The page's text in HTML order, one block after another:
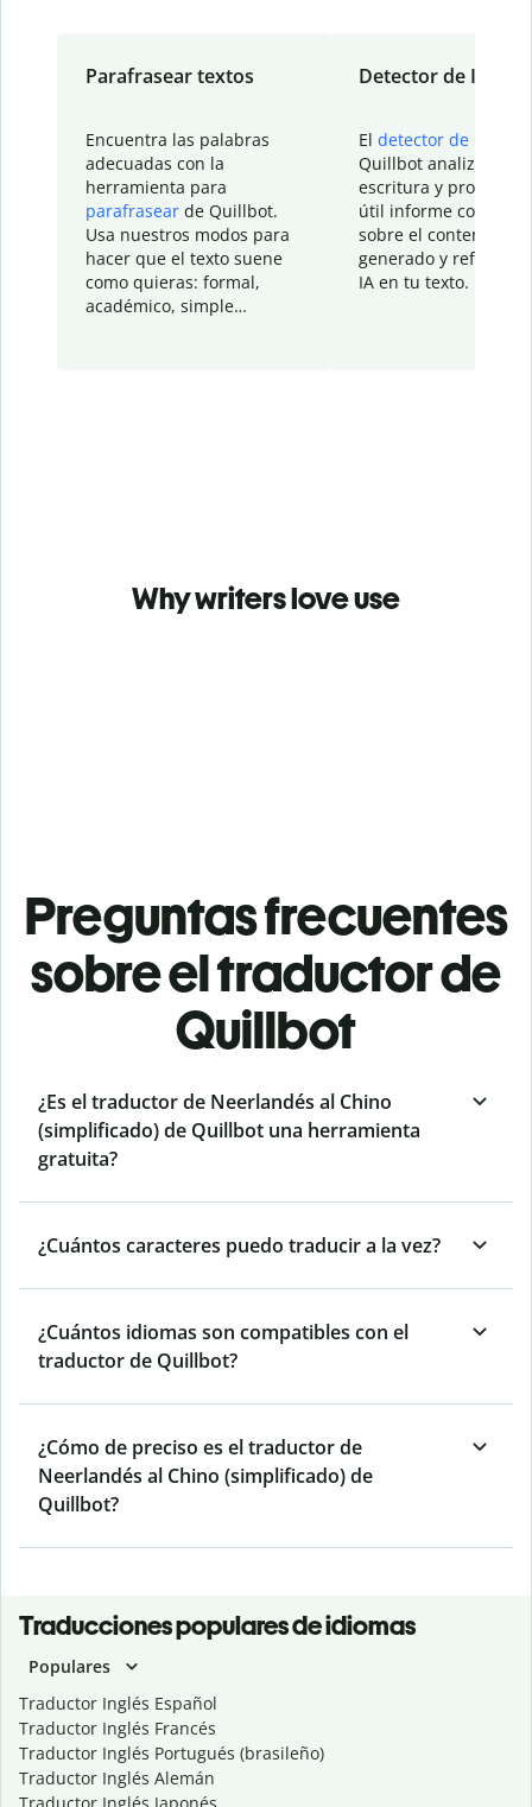
Parafrasear textos
Encuentra las palabras
adecuadas con la
herramienta para
parafrasear de Quillbot.
Usa nuestros modos para
hacer que el texto suene
como quieras: formal,
académico, simple…
Detector de IA
El detector de IA
Quillbot analiza tu
escritura y
útil informe con
sobre el contenido
generado y refinado
IA en tu texto.
Why writers love use
Preguntas frecuentes
sobre el traductor de
Quillbot
¿Es el traductor de Neerlandés al Chino
(simplificado) de Quillbot una herramienta
gratuita?
¿Cuántos caracteres puedo traducir a la vez?
¿Cuántos idiomas son compatibles con el
traductor de Quillbot?
¿Cómo de preciso es el traductor de
Neerlandés al Chino (simplificado) de
Quillbot?
Traducciones populares de idiomas
Populares
Traductor Inglés Español
Traductor Inglés Francés
Traductor Inglés Portugués (brasileño)
Traductor Inglés Alemán